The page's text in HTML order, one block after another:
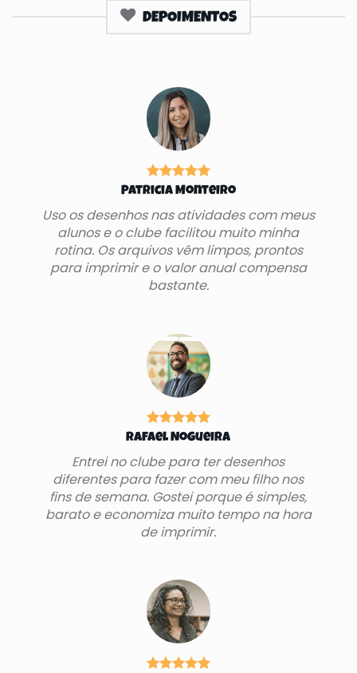
DEPOIMENTOS
Patricia Monteiro
Uso os desenhos nas atividades com meus
alunos e o clube facilitou muito minha
rotina. Os arquivos vêm limpos, prontos
para imprimir e o valor anual compensa
bastante.
Rafael Nogueira
Entrei no clube para ter desenhos
diferentes para fazer com meu filho nos
fins de semana. Gostei porque é simples,
barato e economiza muito tempo na hora
de imprimir.